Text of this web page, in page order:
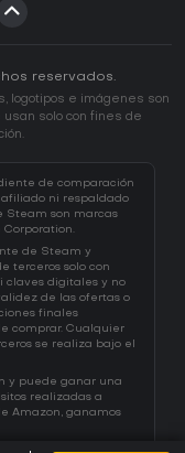
reservados.
logotipos e imágenes son
solo con fines de
de comparación
ni respaldado
Steam son marcas
de Steam y
terceros solo con
claves digitales y no
de las ofertas o
finales
comprar. Cualquier
se realiza bajo el
y puede ganar una
realizadas a
Amazon, ganamos